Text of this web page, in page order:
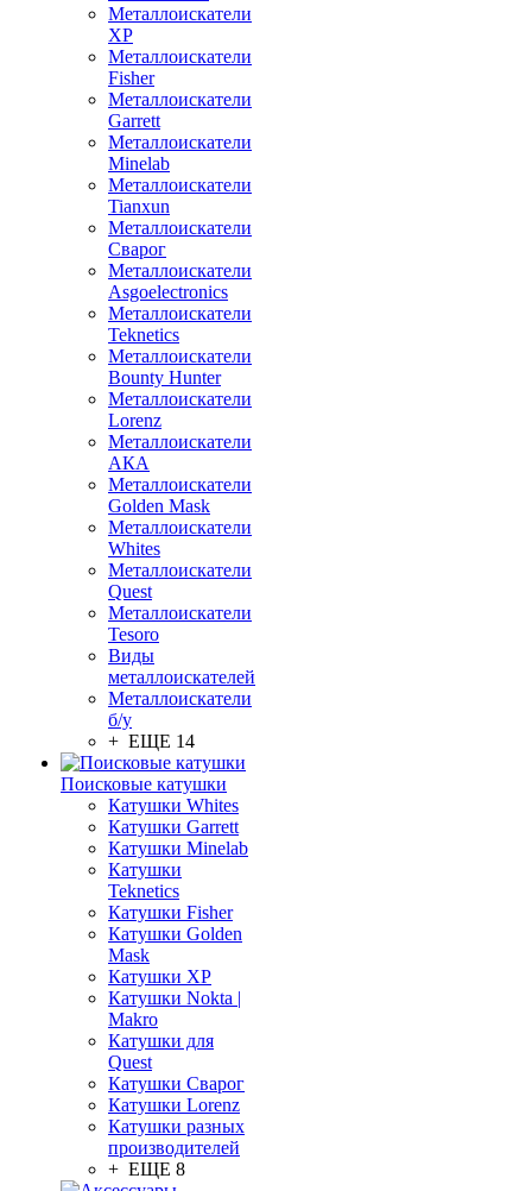
Металлоискатели
XP
Металлоискатели
Fisher
Металлоискатели
Garrett
Металлоискатели
Minelab
Металлоискатели
Tianxun
Металлоискатели
Сварог
Металлоискатели
Asgoelectronics
Металлоискатели
Teknetics
Металлоискатели
Bounty Hunter
Металлоискатели
Lorenz
Металлоискатели
АКА
Металлоискатели
Golden Mask
Металлоискатели
Whites
Металлоискатели
Quest
Металлоискатели
Tesoro
Виды
металлоискателей
Металлоискатели
б/у
+ ЕЩЕ 14
Поисковые катушки
Катушки Whites
Катушки Garrett
Катушки Minelab
Катушки
Teknetics
Катушки Fisher
Катушки Golden
Mask
Катушки XP
Катушки Nokta |
Makro
Катушки для
Quest
Катушки Сварог
Катушки Lorenz
Катушки разных
производителей
+ ЕЩЕ 8